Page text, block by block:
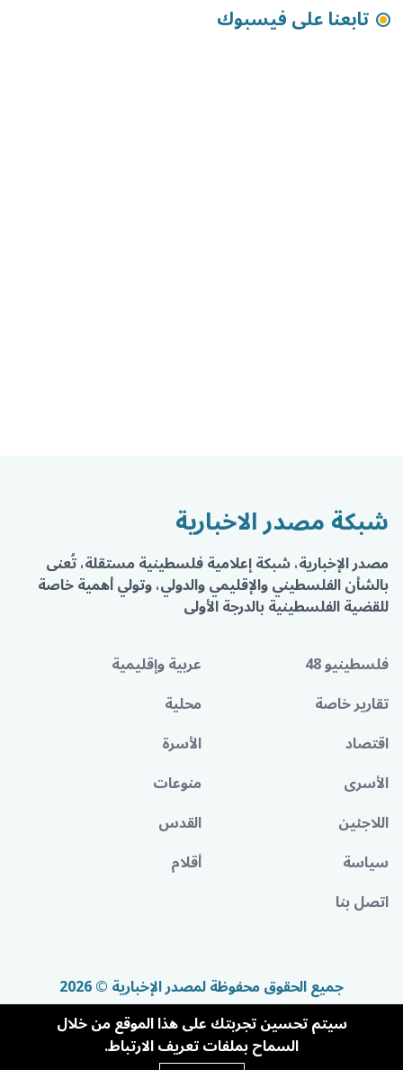
تابعنا على فيسبوك
شبكة مصدر الاخبارية
مصدر الإخبارية، شبكة إعلامية فلسطينية مستقلة، تُعنى
بالشأن الفلسطيني والإقليمي والدولي، وتولي أهمية خاصة
للقضية الفلسطينية بالدرجة الأولى
فلسطينيو 48
عربية وإقليمية
تقارير خاصة
محلية
اقتصاد
الأسرة
الأسرى
منوعات
اللاجئين
القدس
سياسة
أقلام
اتصل بنا
جميع الحقوق محفوظة لمصدر الإخبارية © 2026
سيتم تحسين تجربتك على هذا الموقع من خلال
السماح بملفات تعريف الارتباط.